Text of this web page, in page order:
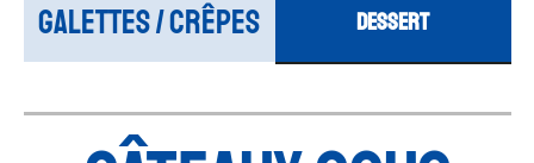
GALETTES / CRÊPES
DESSERT